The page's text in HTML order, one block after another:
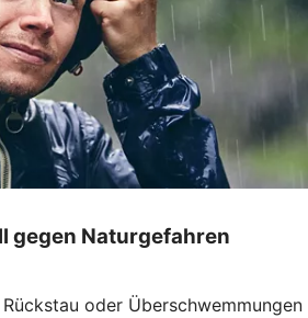
gegen Naturgefahren
oder Überschwemmungen